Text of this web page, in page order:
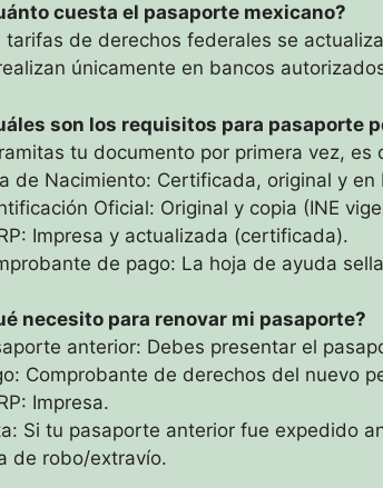
cuesta el pasaporte mexicano?
tarifas de derechos federales se
únicamente en bancos
son los requisitos para pasaporte
tu documento por primera vez,
de Nacimiento: Certificada, original y en
Oficial: Original y copia (INE
Impresa y actualizada (certificada).
de pago: La hoja de ayuda
necesito para renovar mi pasaporte?
anterior: Debes presentar el
Comprobante de derechos del nuevo
Impresa.
Si tu pasaporte anterior fue expedido
de robo/extravío.